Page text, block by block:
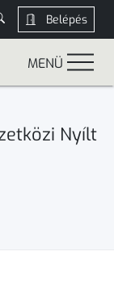
Belépés
MENÜ
Nyílt